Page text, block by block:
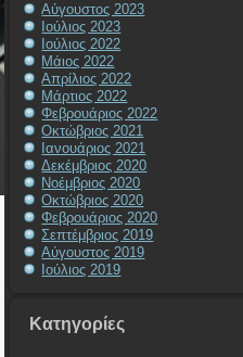
Αύγουστος 2023
Ιούλιος 2023
Ιούλιος 2022
Μάιος 2022
Απρίλιος 2022
Μάρτιος 2022
Φεβρουάριος 2022
Οκτώβριος 2021
Ιανουάριος 2021
Δεκέμβριος 2020
Νοέμβριος 2020
Οκτώβριος 2020
Φεβρουάριος 2020
Σεπτέμβριος 2019
Αύγουστος 2019
Ιούλιος 2019
Kατηγορίες